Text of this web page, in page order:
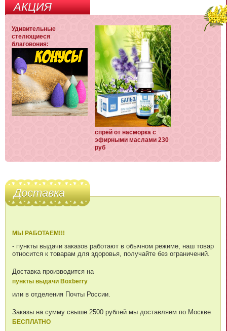
АКЦИЯ
Удивительные
стелющиеся
благовония:
спрей от насморка с
эфирными маслами 230
руб
Доставка
МЫ РАБОТАЕМ!!!
- пункты выдачи заказов работают в обычном режиме, наш товар
относится к товарам для здоровья, получайте без ограничений.
Доставка производится на
пункты выдачи Boxberry
или в отделения Почты России.
Заказы на сумму свыше 2500 рублей мы доставляем по Москве
БЕСПЛАТНО